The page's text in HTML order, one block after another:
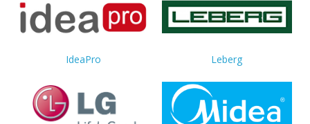
IdeaPro Leberg